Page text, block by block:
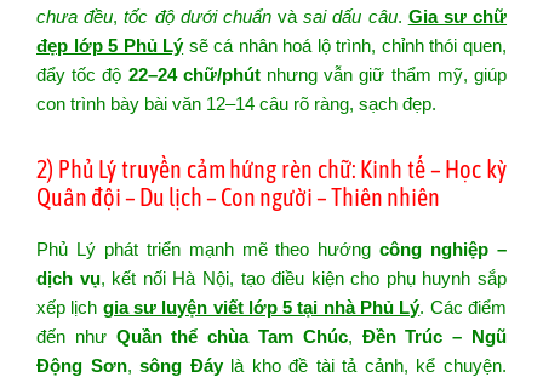
chưa đều,tốc độ dưới chuẩnvàsai dấu câu. Gia sư chữ
đẹp lớp 5 Phủ Lýsẽ cá nhân hoá lộ trình, chỉnh thói quen,
đẩy tốc độ 22–24 chữ/phútnhưng vẫn giữ thẩm mỹ, giúp
con trình bày bài văn 12–14 câu rõ ràng, sạch đẹp.
2) Phủ Lý truyền cảm hứng rèn chữ: Kinh tế – Học kỳ
Quân đội – Du lịch – Con người – Thiên nhiên
Phủ Lý phát triển mạnh mẽ theo hướngcông nghiệp –
dịch vụ, kết nối Hà Nội, tạo điều kiện cho phụ huynh sắp
xếp lịch gia sư luyện viết lớp 5 tại nhà Phủ Lý. Các điểm
đến như Quần thể chùa Tam Chúc, Đền Trúc – Ngũ
Động Sơn,sông Đáylà kho đề tài tả cảnh, kể chuyện.